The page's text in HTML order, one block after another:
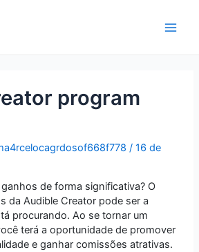
program
/16 de
de forma significativa? O
da Audible Creator pode ser a
procurando. Ao se tornar um
terá a oportunidade de promover
e ganhar comissões atrativas.